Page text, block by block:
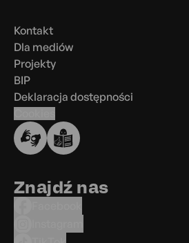
Kontakt
Dla mediów
Projekty
BIP
Deklaracja dostępności
Znajdź nas